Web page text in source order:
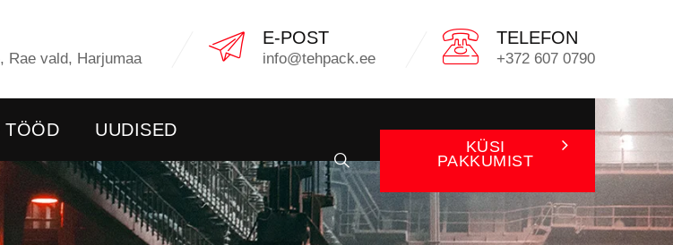
Rae vald, Harjumaa
E-POST
info@tehpack.ee
TELEFON
+372 607 0790
TÖÖD UUDISED
KÜSI
PAKKUMIST